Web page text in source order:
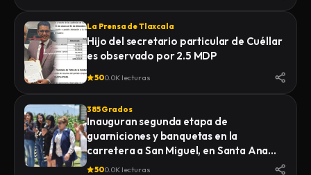
La Prensa de Tlaxcala
Hijo del secretario particular de Cuéllar
es observado por 2.5 MDP
500.0K lecturas
385 Grados
Inauguran segunda etapa de
guarniciones y banquetas en la
carretera a San Miguel, en Santa Ana
Nopalucan
500.0K lecturas